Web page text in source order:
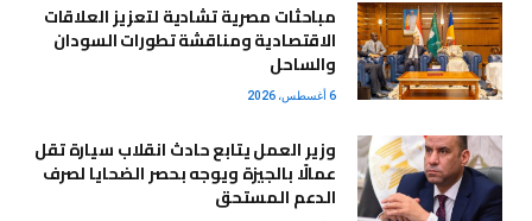
مباحثات مصرية تشادية لتعزيز العلاقات
الاقتصادية ومناقشة تطورات السودان
والساحل
6 أغسطس، 2026
وزير العمل يتابع حادث انقلاب سيارة تقل
عمالًا بالجيزة ويوجه بحصر الضحايا لصرف
الدعم المستحق